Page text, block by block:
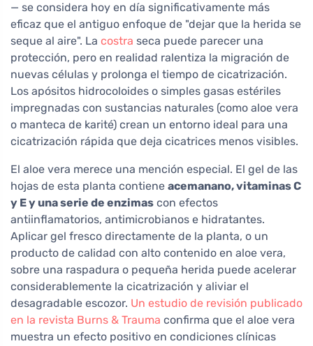
— se considera hoy en día significativamente más
eficaz que el antiguo enfoque de "dejar que la herida se
seque al aire". La costra seca puede parecer una
protección, pero en realidad ralentiza la migración de
nuevas células y prolonga el tiempo de cicatrización.
Los apósitos hidrocoloides o simples gasas estériles
impregnadas con sustancias naturales (como aloe vera
o manteca de karité) crean un entorno ideal para una
cicatrización rápida que deja cicatrices menos visibles.
El aloe vera merece una mención especial. El gel de las
hojas de esta planta contiene acemanano, vitaminas C
y E y una serie de enzimas con efectos
antiinflamatorios, antimicrobianos e hidratantes.
Aplicar gel fresco directamente de la planta, o un
producto de calidad con alto contenido en aloe vera,
sobre una raspadura o pequeña herida puede acelerar
considerablemente la cicatrización y aliviar el
desagradable escozor. Un estudio de revisión publicado
en la revista Burns & Trauma confirma que el aloe vera
muestra un efecto positivo en condiciones clínicas